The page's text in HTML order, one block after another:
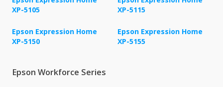
XP-5105
XP-5115
Epson Expression Home
XP-5150
Epson Expression Home
XP-5155
Epson Workforce Series